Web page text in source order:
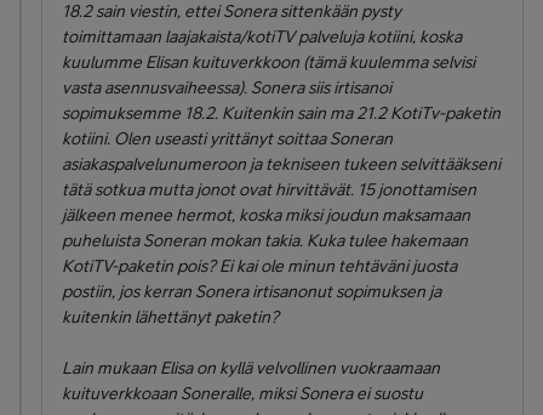
18.2 sain viestin, ettei Sonera sittenkään pysty
toimittamaan laajakaista/kotiTV palveluja kotiini, koska
kuulumme Elisan kuituverkkoon (tämä kuulemma selvisi
vasta asennusvaiheessa). Sonera siis irtisanoi
sopimuksemme 18.2. Kuitenkin sain ma 21.2 KotiTv-paketin
kotiini. Olen useasti yrittänyt soittaa Soneran
asiakaspalvelunumeroon ja tekniseen tukeen selvittääkseni
tätä sotkua mutta jonot ovat hirvittävät. 15 jonottamisen
jälkeen menee hermot, koska miksi joudun maksamaan
puheluista Soneran mokan takia. Kuka tulee hakemaan
KotiTV-paketin pois? Ei kai ole minun tehtäväni juosta
postiin, jos kerran Sonera irtisanonut sopimuksen ja
kuitenkin lähettänyt paketin?
Lain mukaan Elisa on kyllä velvollinen vuokraamaan
kuituverkkoaan Soneralle, miksi Sonera ei suostu